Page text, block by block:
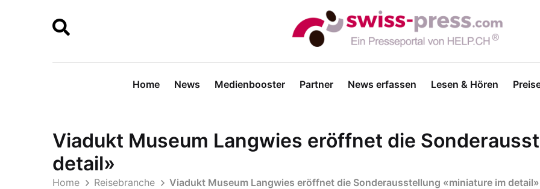
Home News Medienbooster Partner News erfassen Lesen & Hören
Viadukt Museum Langwies eröffnet die
detail»
Home Reisebranche Viadukt Museum Langwies eröffnet die Sonderausstellung «miniature im detail»